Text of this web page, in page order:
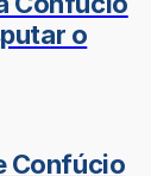
o
Confúcio